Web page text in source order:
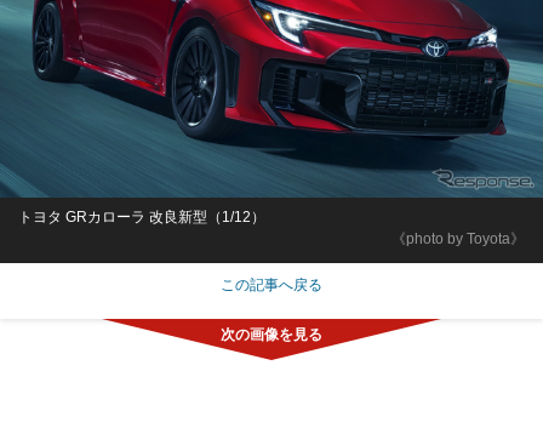
《photo by Toyota》
トヨタ GRカローラ 改良新型（1/12）
この記事へ戻る